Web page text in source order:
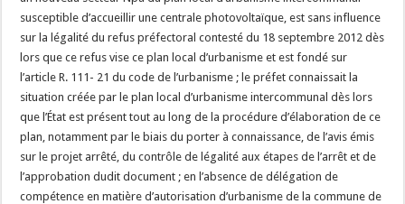
susceptible d’accueillir une centrale photovoltaïque, est sans influence
sur la légalité du refus préfectoral contesté du 18 septembre 2012 dès
lors que ce refus vise ce plan local d’urbanisme et est fondé sur
l’article R. 111- 21 du code de l’urbanisme ; le préfet connaissait la
situation créée par le plan local d’urbanisme intercommunal dès lors
que l’État est présent tout au long de la procédure d’élaboration de ce
plan, notamment par le biais du porter à connaissance, de l’avis émis
sur le projet arrêté, du contrôle de légalité aux étapes de l’arrêt et de
l’approbation dudit document ; en l’absence de délégation de
compétence en matière d’autorisation d’urbanisme de la commune de